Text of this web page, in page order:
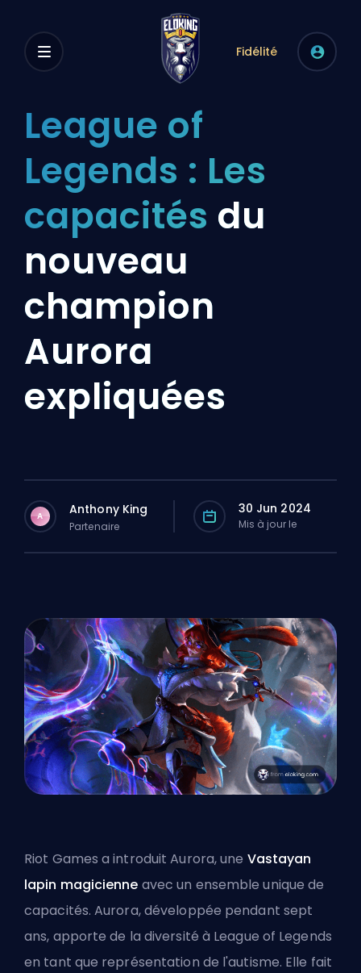
Fidélité
League of
Legends : Les
capacités du
nouveau
champion
Aurora
expliquées
A Anthony King
Partenaire
30 Jun 2024
Mis à jour le
Riot Games a introduit Aurora, une Vastayan
lapin magicienne avec un ensemble unique de
capacités. Aurora, développée pendant sept
ans, apporte de la diversité à League of Legends
en tant que représentation de l'autisme. Elle fait